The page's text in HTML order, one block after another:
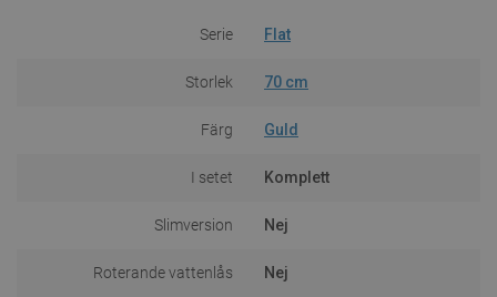
Serie Flat
Storlek 70 cm
Färg Guld
I setet Komplett
Slimversion Nej
Roterande vattenlås Nej